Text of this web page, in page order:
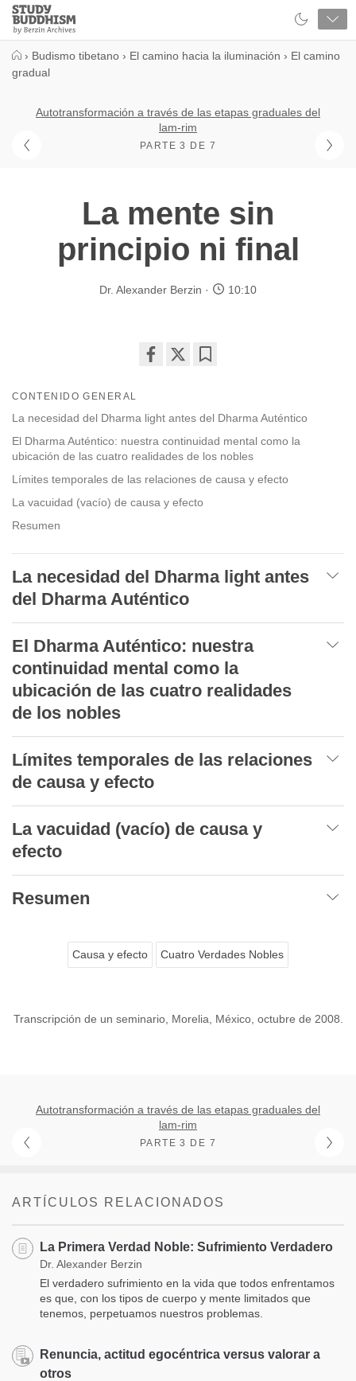
Close
Study
Buddhism
› Budismo tibetano › El camino hacia la iluminación › El camino
gradual
Autotransformación a través de las etapas graduales del
lam-rim
PARTE 3 DE 7
La mente sin
principio ni final
Dr. Alexander Berzin 10:10
facebook
CONTENIDO GENERAL
La necesidad del Dharma light antes del Dharma Auténtico
El Dharma Auténtico: nuestra continuidad mental como la
ubicación de las cuatro realidades de los nobles
Límites temporales de las relaciones de causa y efecto
La vacuidad (vacío) de causa y efecto
Resumen
La necesidad del Dharma light antes
del Dharma Auténtico
El Dharma Auténtico: nuestra
continuidad mental como la
ubicación de las cuatro realidades
de los nobles
Límites temporales de las relaciones
de causa y efecto
La vacuidad (vacío) de causa y
efecto
Resumen
Causa y efecto Cuatro Verdades Nobles
Transcripción de un seminario, Morelia, México, octubre de 2008.
Autotransformación a través de las etapas graduales del
lam-rim
PARTE 3 DE 7
ARTÍCULOS RELACIONADOS
La Primera Verdad Noble: Sufrimiento Verdadero
Dr. Alexander Berzin
El verdadero sufrimiento en la vida que todos enfrentamos
es que, con los tipos de cuerpo y mente limitados que
tenemos, perpetuamos nuestros problemas.
Renuncia, actitud egocéntrica versus valorar a
otros